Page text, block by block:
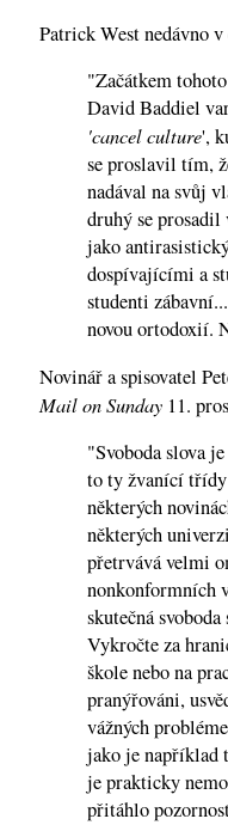
Patrick West nedávno v
"Začátkem
David Baddiel
'cancel culture',
se proslavil tím,
nadával na svůj
druhý se
jako
dospívajícími a
studenti
novou ortodoxií.
Novinář a spisovatel
Mail on Sunday 11.
"Svoboda slova
to ty žvanící
některých
některých
přetrvává velmi
nonkonformních
skutečná
Vykročte za
škole nebo na
pranýřováni,
vážných
jako je například
je prakticky
přitáhlo